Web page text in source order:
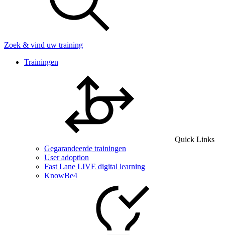
Zoek & vind uw training
Trainingen
Quick Links
Gegarandeerde trainingen
User adoption
Fast Lane LIVE digital learning
KnowBe4